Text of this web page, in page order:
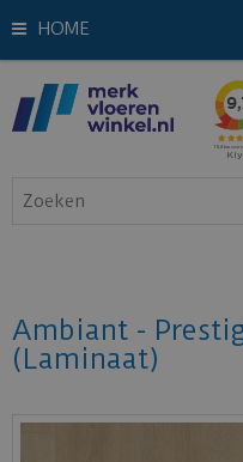
HOME
Ambiant -
(Laminaat)